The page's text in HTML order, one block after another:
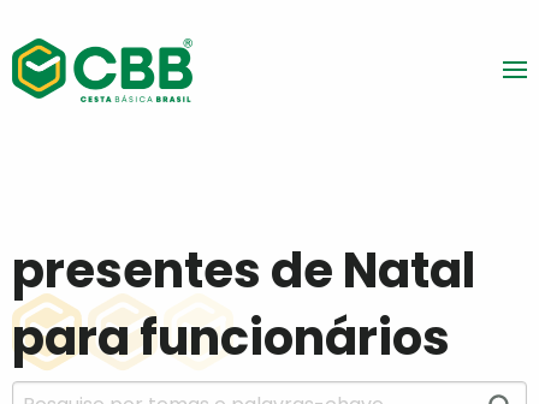
presentes de Natal
para funcionários